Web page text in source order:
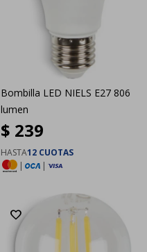
Bombilla LED NIELS E27 806
lumen
$ 239
HASTA12 CUOTAS
|
|